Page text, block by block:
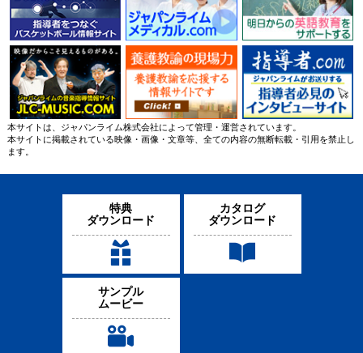
2024/5/29 ME314-S
リハビリテーショ
ン／理学療法
軸圧連動メソッド
Functional Recovery Approach
2024/4/1 TF04-S
陸上競技
【陸上競技の専門書シ
リーズ】短距離／Sprint
2024/3/20 ME316-S
リハビリテーショ
ン／理学療法
機能解剖
学 functional anatomy
1145-S
陸川章 Tokai Defense
2023/12/18
SAGAMI SPRINT ハー
ドル
2023/11/24
本サイトは、ジャパンライム株式会社によって管理・運営されています。
本サイトに掲載されている映像・画像・文章等、全ての内容の無断転載・引用を禁止し
ます。
特典
ダウンロード
カタログ
ダウンロード
サンプル
ムービー